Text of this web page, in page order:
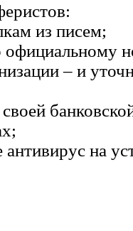
из писем;
официальному
– и
на